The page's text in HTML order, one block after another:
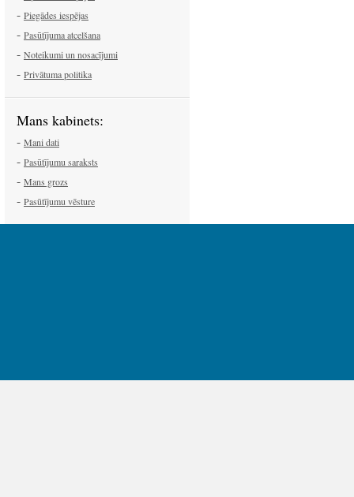
- Piegādes iespējas
- Pasūtījuma atcelšana
- Noteikumi un nosacījumi
- Privātuma politika
Mans kabinets:
- Mani dati
- Pasūtījumu saraksts
- Mans grozs
- Pasūtījumu vēsture